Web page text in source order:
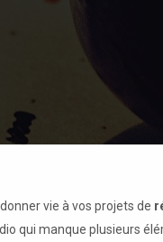
vie à vos projets de
qui manque plusieurs